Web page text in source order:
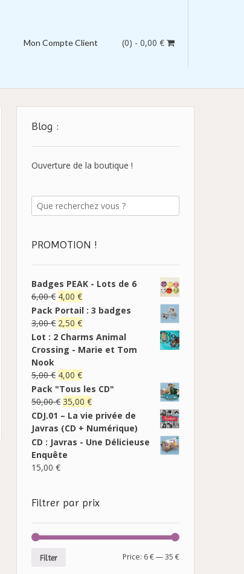
(0) - 0,00 €
Mon Compte Client
Blog :
Ouverture de la boutique !
PROMOTION !
Badges PEAK - Lots de 6
6,00€ 4,00 €
Pack Portail : 3 badges
3,00€ 2,50 €
Lot : 2 Charms Animal
Crossing - Marie et Tom
Nook
5,00€ 4,00 €
Pack "Tous les CD"
50,00€ 35,00 €
CDJ.01 – La vie privée de
Javras (CD + Numérique)
CD : Javras - Une Délicieuse
Enquête
15,00 €
Filtrer par prix
Filter Price: 6 €—35 €